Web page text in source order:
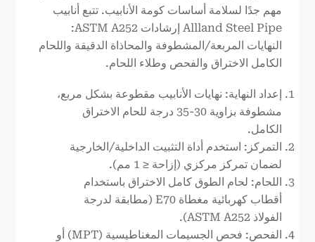
مهم جدًا لسلامة أساسات كومة الأنابيب. تتبع أنابيب
Allland Steel Pipe إرشادات ASTM A252:
النهايات المربعة/المشطوفة والمحاذاة الدقيقة واللحام
الكامل الاختراق والفحص وطلاء اللحام.
إعداد النهاية: نهايات الأنابيب مقطوعة بشكل مربع،
مشطوفة بزاوية 30-35 درجة للحام الاختراق
الكامل.
التمركز: استخدم أداة التثبيت الداخلية/الخارجية
لضمان تمركز مركزي (إزاحة ≤ 1 مم).
اللحام: لحام الطوق كامل الاختراق باستخدام
أقطاب كهربائية مغطاة E70 (مطابقة لدرجة
الفولاذ ASTM A252).
الفحص: فحص الجسيمات المغناطيسية (MPT) أو